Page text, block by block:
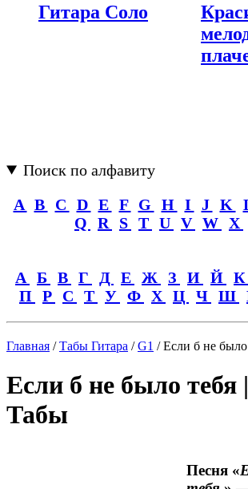
Гитара Соло
Поиск по алфавиту
A B C D E F G H I J K
Q
R S T U V W X
А Б В Г Д Е Ж З И Й К
П Р С Т У Ф Х Ц Ч Ш
Главная /Табы Гитара /G1 / Если б не
Если б не было тебя
Табы
Песня «